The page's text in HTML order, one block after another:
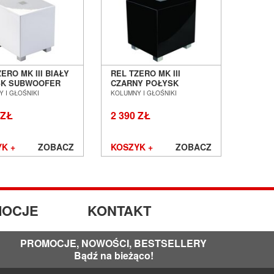
. Dla melomanów oznacza to
naturalny,
lekkiej strukturze i niskim rezonansie
klasy A/B, co przekłada się na:
REL Arrow Wireless– co pozwala
MK III BIAŁY
SUBWOOFER
SALON
I GŁOŚNIKI
+ ZOBACZ
REL TZERO MK III
CZARNY POŁYSK
SUBWOOFER AKTYWNY
WROCŁAW
KOLUMNY I GŁOŚNIKI
2 390 ZŁ
KOSZYK + ZOBACZ
KONTAKT
PROMOCJE, NOWOŚCI, BESTSELLERY
Bądź na bieżąco!